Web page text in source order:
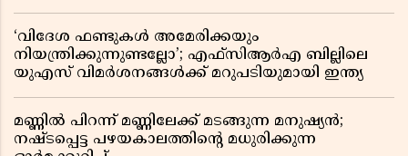
‘വിദേശ ഫണ്ടുകൾ അമേരിക്കയും
നിയന്ത്രിക്കുന്നുണ്ടല്ലോ’; എഫ്സിആർഎ ബില്ലിലെ
യുഎസ് വിമർശനങ്ങൾക്ക് മറുപടിയുമായി ഇന്ത്യ
മണ്ണിൽ പിറന്ന് മണ്ണിലേക്ക് മടങ്ങുന്ന മനുഷ്യൻ;
നഷ്ടപ്പെട്ട പഴയകാലത്തിൻ്റെ മധുരിക്കുന്ന